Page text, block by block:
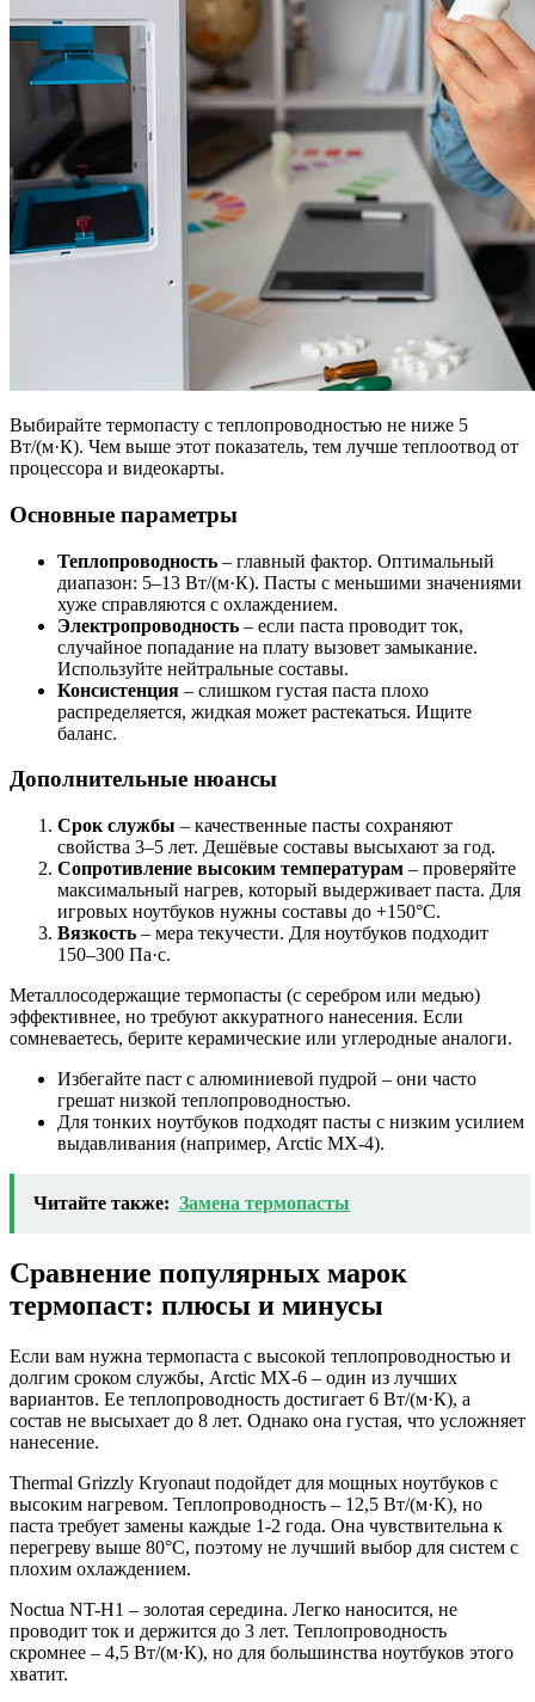
Выбирайте термопасту с теплопроводностью не ниже 5
Вт/(м·К). Чем выше этот показатель, тем лучше теплоотвод от
процессора и видеокарты.
Основные параметры
Теплопроводность – главный фактор. Оптимальный
диапазон: 5–13 Вт/(м·К). Пасты с меньшими значениями
хуже справляются с охлаждением.
Электропроводность – если паста проводит ток,
случайное попадание на плату вызовет замыкание.
Используйте нейтральные составы.
Консистенция – слишком густая паста плохо
распределяется, жидкая может растекаться. Ищите
баланс.
Дополнительные нюансы
Срок службы – качественные пасты сохраняют
свойства 3–5 лет. Дешёвые составы высыхают за год.
Сопротивление высоким температурам – проверяйте
максимальный нагрев, который выдерживает паста. Для
игровых ноутбуков нужны составы до +150°C.
Вязкость – мера текучести. Для ноутбуков подходит
150–300 Па·с.
Металлосодержащие термопасты (с серебром или медью)
эффективнее, но требуют аккуратного нанесения. Если
сомневаетесь, берите керамические или углеродные аналоги.
Избегайте паст с алюминиевой пудрой – они часто
грешат низкой теплопроводностью.
Для тонких ноутбуков подходят пасты с низким усилием
выдавливания (например, Arctic MX-4).
Читайте также: Замена термопасты
Сравнение популярных марок
термопаст: плюсы и минусы
Если вам нужна термопаста с высокой теплопроводностью и
долгим сроком службы, Arctic MX-6 – один из лучших
вариантов. Ее теплопроводность достигает 6 Вт/(м·К), а
состав не высыхает до 8 лет. Однако она густая, что усложняет
нанесение.
Thermal Grizzly Kryonaut подойдет для мощных ноутбуков с
высоким нагревом. Теплопроводность – 12,5 Вт/(м·К), но
паста требует замены каждые 1-2 года. Она чувствительна к
перегреву выше 80°C, поэтому не лучший выбор для систем с
плохим охлаждением.
Noctua NT-H1 – золотая середина. Легко наносится, не
проводит ток и держится до 3 лет. Теплопроводность
скромнее – 4,5 Вт/(м·К), но для большинства ноутбуков этого
хватит.